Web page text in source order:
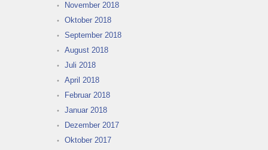
November 2018
Oktober 2018
September 2018
August 2018
Juli 2018
April 2018
Februar 2018
Januar 2018
Dezember 2017
Oktober 2017